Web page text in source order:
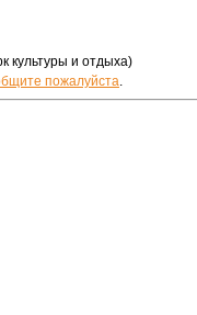
культуры и отдыха)
пожалуйста.